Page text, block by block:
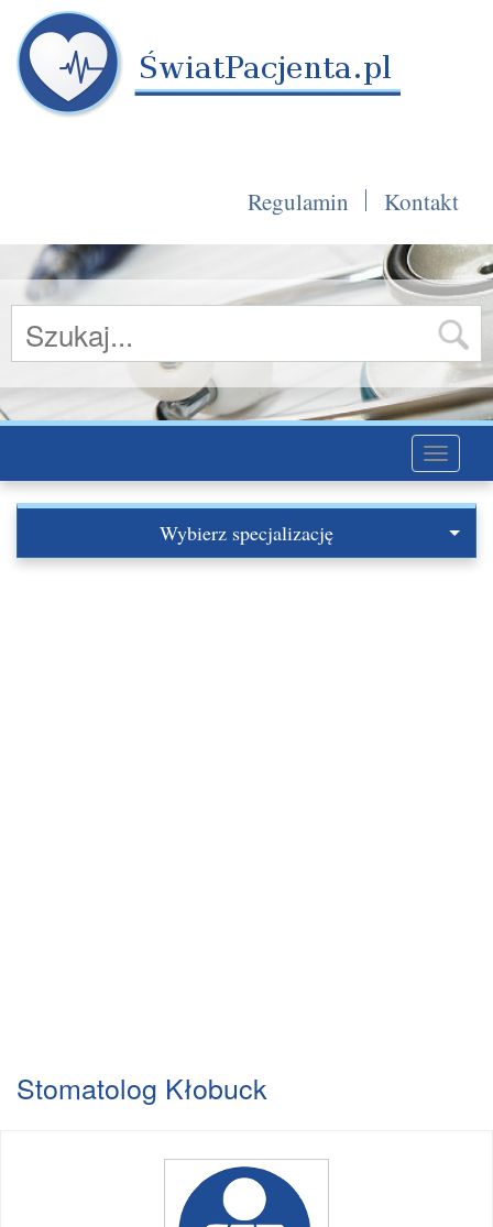
Regulamin Kontakt
Toggle
Wybierz specjalizację
Stomatolog Kłobuck